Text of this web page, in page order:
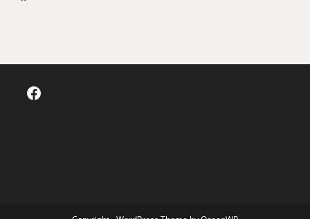
Facebook